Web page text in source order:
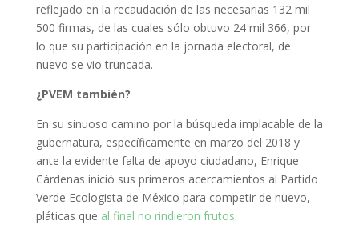
reflejado en la recaudación de las necesarias 132 mil
500 firmas, de las cuales sólo obtuvo 24 mil 366, por
lo que su participación en la jornada electoral, de
nuevo se vio truncada.
¿PVEM también?
En su sinuoso camino por la búsqueda implacable de la
gubernatura, específicamente en marzo del 2018 y
ante la evidente falta de apoyo ciudadano, Enrique
Cárdenas inició sus primeros acercamientos al Partido
Verde Ecologista de México para competir de nuevo,
pláticas que al final no rindieron frutos.